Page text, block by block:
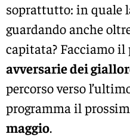
soprattutto: in quale
guardando anche
capitata? Facciamo
avversarie dei
percorso verso
programma il
maggio.